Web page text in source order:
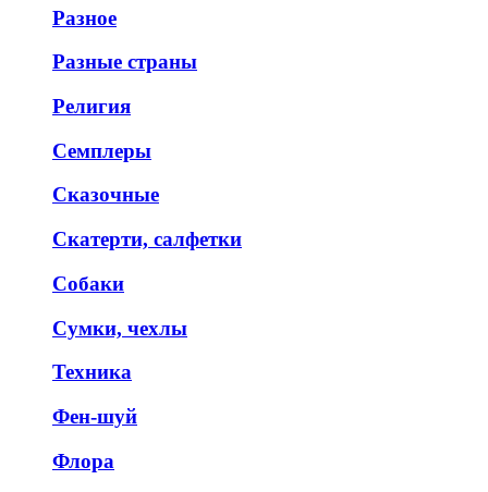
Разное
Разные страны
Религия
Семплеры
Сказочные
Скатерти, салфетки
Собаки
Сумки, чехлы
Техника
Фен-шуй
Флора